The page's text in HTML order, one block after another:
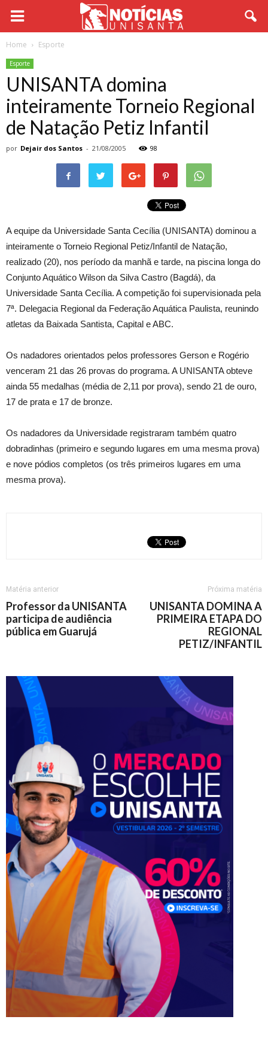
Home Esporte
Esporte
UNISANTA domina
inteiramente Torneio Regional
de Natação Petiz Infantil
por Dejair dos Santos - 21/08/2005 98
A equipe da Universidade Santa Cecília (UNISANTA) dominou a
inteiramente o Torneio Regional Petiz/Infantil de Natação,
realizado (20), nos período da manhã e tarde, na piscina longa do
Conjunto Aquático Wilson da Silva Castro (Bagdá), da
Universidade Santa Cecília. A competição foi supervisionada pela
7ª. Delegacia Regional da Federação Aquática Paulista, reunindo
atletas da Baixada Santista, Capital e ABC.
Os nadadores orientados pelos professores Gerson e Rogério
venceram 21 das 26 provas do programa. A UNISANTA obteve
ainda 55 medalhas (média de 2,11 por prova), sendo 21 de ouro,
17 de prata e 17 de bronze.
Os nadadores da Universidade registraram também quatro
dobradinhas (primeiro e segundo lugares em uma mesma prova)
e nove pódios completos (os três primeiros lugares em uma
mesma prova).
Matéria anterior
Professor da UNISANTA
participa de audiência
pública em Guarujá
Próxima matéria
UNISANTA DOMINA A
PRIMEIRA ETAPA DO
REGIONAL
PETIZ/INFANTIL